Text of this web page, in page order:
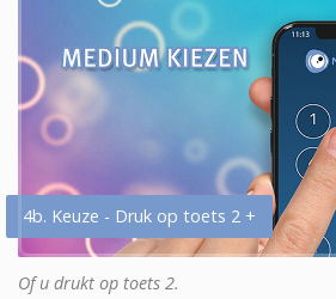
4b. Keuze - Druk op toets 2 +
Of u drukt op toets 2.